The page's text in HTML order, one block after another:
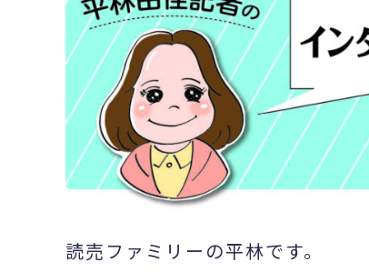
読売ファミリーの平林です。